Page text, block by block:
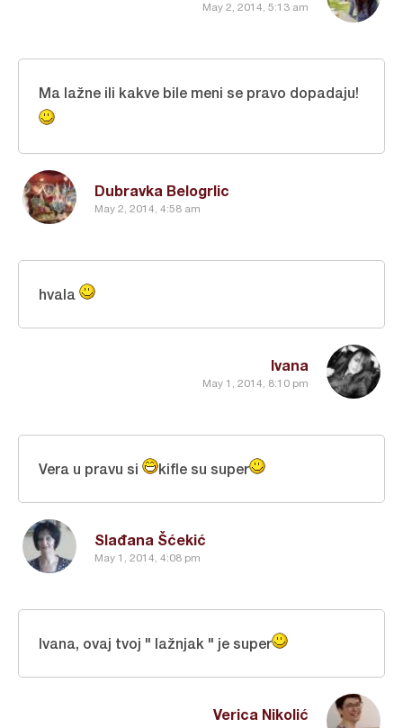
May 2, 2014, 5:13 am
Dubravka Belogrlic
May 2, 2014, 4:58 am
Ma lažne ili kakve bile meni se pravo dopadaju!
Ivana
May 1, 2014, 8:10 pm
hvala
Slađana Šćekić
May 1, 2014, 4:08 pm
Vera u pravu si kifle su super
Verica Nikolić
Ivana, ovaj tvoj " lažnjak " je super